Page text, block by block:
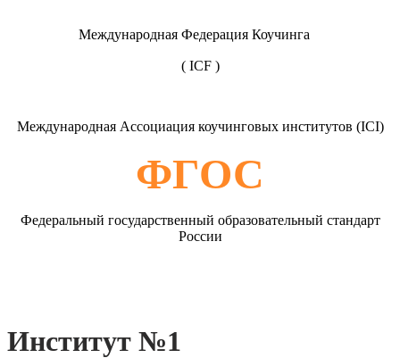
Международная Федерация Коучинга
( ICF )
Международная Ассоциация коучинговых институтов (ICI)
ФГОС
Федеральный государственный образовательный стандарт
России
Институт №1